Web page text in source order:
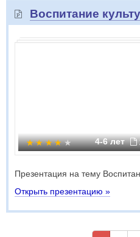
Воспитание
4-6 лет
Презентация на тему
Открыть презентацию »